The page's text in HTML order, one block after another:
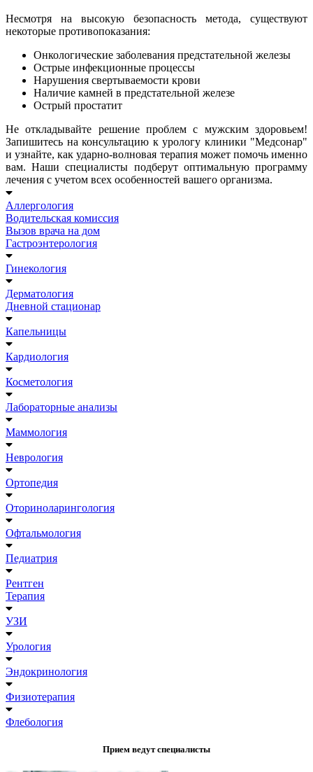
Несмотря на высокую безопасность метода, существуют
некоторые противопоказания:
Онкологические заболевания предстательной железы
Острые инфекционные процессы
Нарушения свертываемости крови
Наличие камней в предстательной железе
Острый простатит
Не откладывайте решение проблем с мужским здоровьем!
Запишитесь на консультацию к урологу клиники "Медсонар"
и узнайте, как ударно-волновая терапия может помочь именно
вам. Наши специалисты подберут оптимальную программу
лечения с учетом всех особенностей вашего организма.
Аллергология
Водительская комиссия
Вызов врача на дом
Гастроэнтерология
Гинекология
Дерматология
Дневной стационар
Капельницы
Кардиология
Косметология
Лабораторные анализы
Маммология
Неврология
Ортопедия
Оториноларингология
Офтальмология
Педиатрия
Рентген
Терапия
УЗИ
Урология
Эндокринология
Физиотерапия
Флебология
Прием ведут специалисты